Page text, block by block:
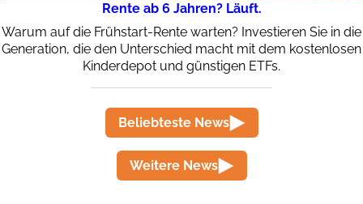
Rente ab 6 Jahren? Läuft.
Warum auf die Frühstart-Rente warten? Investieren Sie in die
Generation, die den Unterschied macht mit dem kostenlosen
Kinderdepot und günstigen ETFs.
Beliebteste News
Weitere News